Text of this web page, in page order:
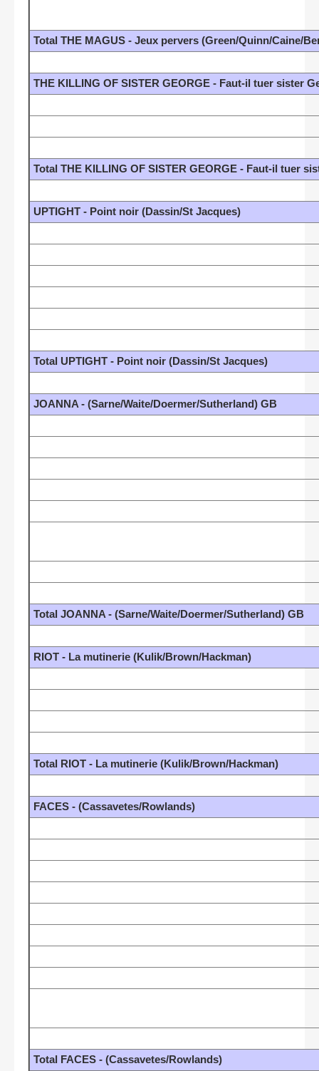
Total THE MAGUS - Jeux pervers (Green/Quinn/Caine/
THE KILLING OF SISTER GEORGE - Faut-il tuer sister
Total THE KILLING OF SISTER GEORGE - Faut-il tuer
UPTIGHT - Point noir (Dassin/St Jacques)
Total UPTIGHT - Point noir (Dassin/St Jacques)
JOANNA - (Sarne/Waite/Doermer/Sutherland) GB
Total JOANNA - (Sarne/Waite/Doermer/Sutherland) GB
RIOT - La mutinerie (Kulik/Brown/Hackman)
Total RIOT - La mutinerie (Kulik/Brown/Hackman)
FACES - (Cassavetes/Rowlands)
Total FACES - (Cassavetes/Rowlands)